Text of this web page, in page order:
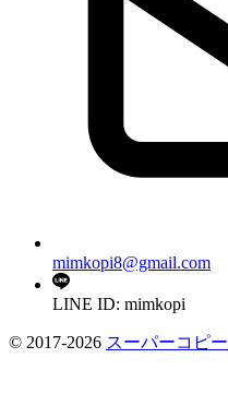
mimkopi8@gmail.com
LINE ID: mimkopi
© 2017-2026 スーパーコピー